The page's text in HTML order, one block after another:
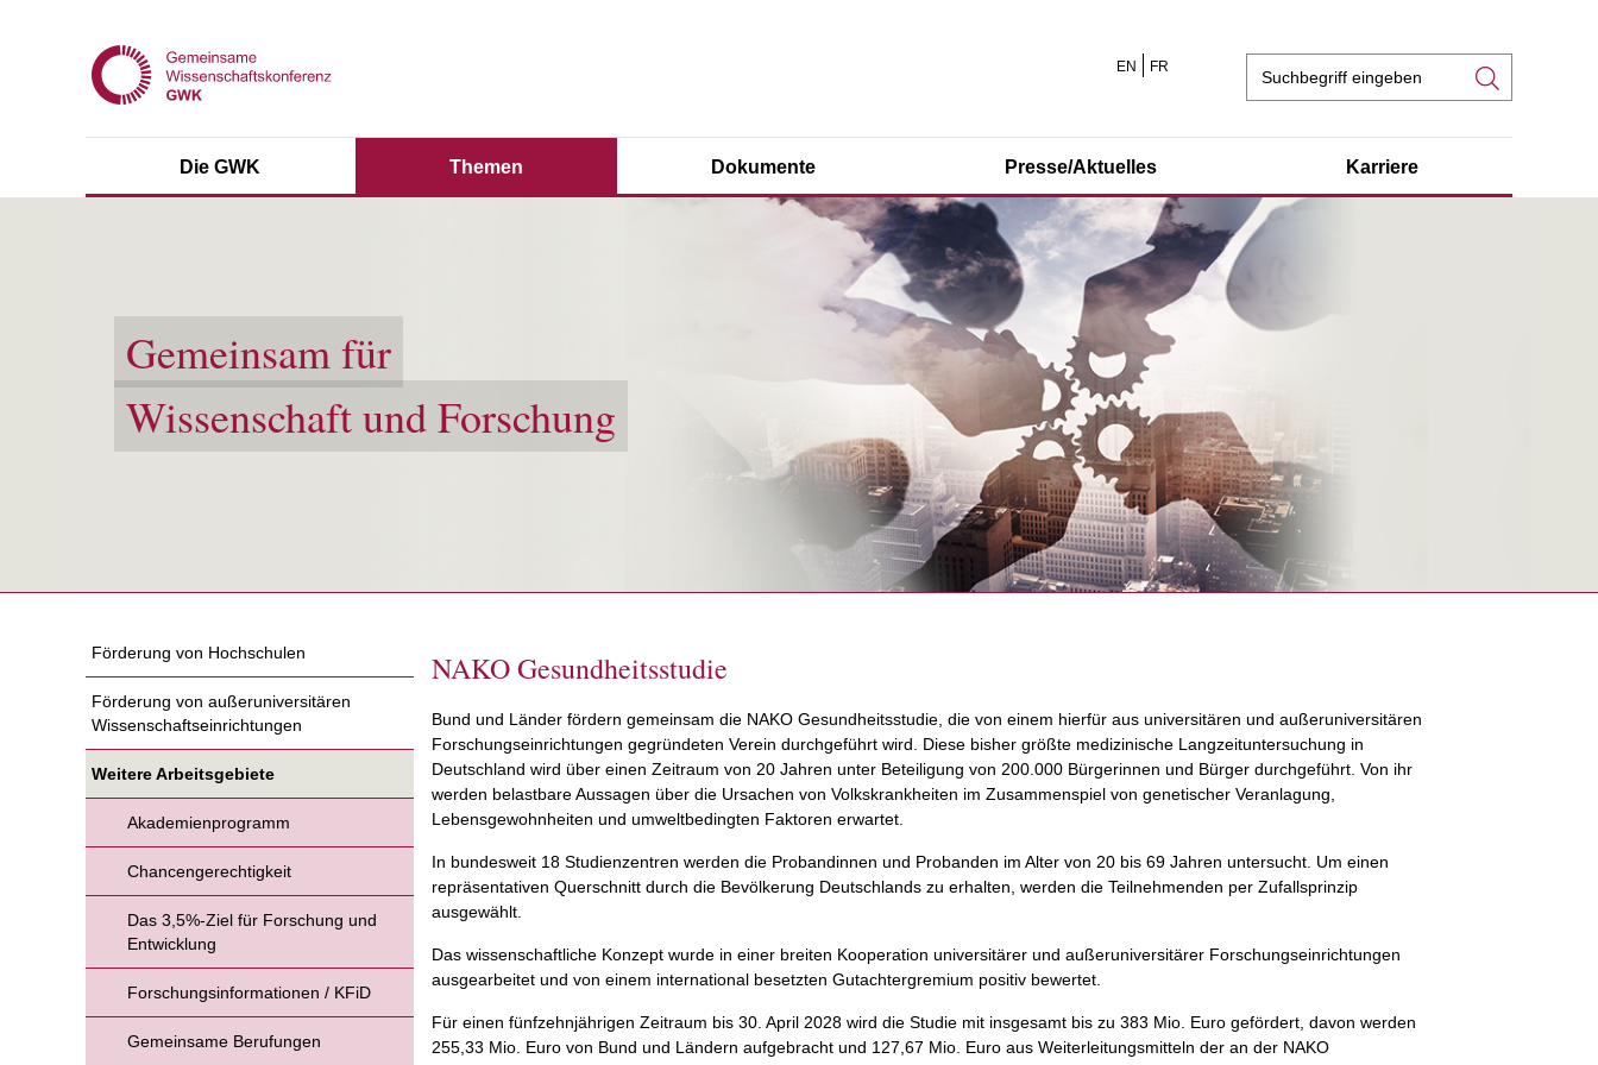
EN FR
Suchfeld
Die GWK Themen Dokumente Presse/Aktuelles Karriere
Gemeinsam für
Wissenschaft und Forschung
Förderung von Hochschulen
Förderung von außeruniversitären
Wissenschaftseinrichtungen
Weitere Arbeitsgebiete
Akademienprogramm
Chancengerechtigkeit
Das 3,5%-Ziel für Forschung und
Entwicklung
Forschungsinformationen / KFiD
Gemeinsame Berufungen
NAKO Gesundheitsstudie
Bund und Länder fördern gemeinsam die NAKO Gesundheitsstudie, die von einem hierfür aus universitären und außeruniversitären
Forschungseinrichtungen gegründeten Verein durchgeführt wird. Diese bisher größte medizinische Langzeituntersuchung in
Deutschland wird über einen Zeitraum von 20 Jahren unter Beteiligung von 200.000 Bürgerinnen und Bürger durchgeführt. Von ihr
werden belastbare Aussagen über die Ursachen von Volkskrankheiten im Zusammenspiel von genetischer Veranlagung,
Lebensgewohnheiten und umweltbedingten Faktoren erwartet.
In bundesweit 18 Studienzentren werden die Probandinnen und Probanden im Alter von 20 bis 69 Jahren untersucht. Um einen
repräsentativen Querschnitt durch die Bevölkerung Deutschlands zu erhalten, werden die Teilnehmenden per Zufallsprinzip
ausgewählt.
Das wissenschaftliche Konzept wurde in einer breiten Kooperation universitärer und außeruniversitärer Forschungseinrichtungen
ausgearbeitet und von einem international besetzten Gutachtergremium positiv bewertet.
Für einen fünfzehnjährigen Zeitraum bis 30. April 2028 wird die Studie mit insgesamt bis zu 383 Mio. Euro gefördert, davon werden
255,33 Mio. Euro von Bund und Ländern aufgebracht und 127,67 Mio. Euro aus Weiterleitungsmitteln der an der NAKO